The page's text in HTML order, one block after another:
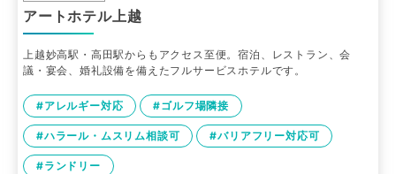
アートホテル上越
上越妙高駅・高田駅からもアクセス至便。宿泊、レストラン、会
議・宴会、婚礼設備を備えたフルサービスホテルです。
#アレルギー対応 #ゴルフ場隣接
#ハラール・ムスリム相談可 #バリアフリー対応可
#ランドリー